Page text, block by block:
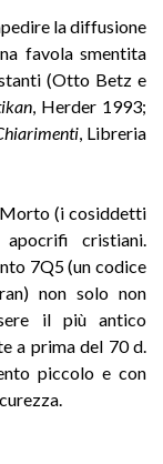
la diffusione
favola smentita
(Otto Betz e
, Herder 1993;
, Libreria
Morto (i cosiddetti
cristiani.
7Q5 (un codice
non solo non
il più antico
a prima del 70 d.
piccolo e con